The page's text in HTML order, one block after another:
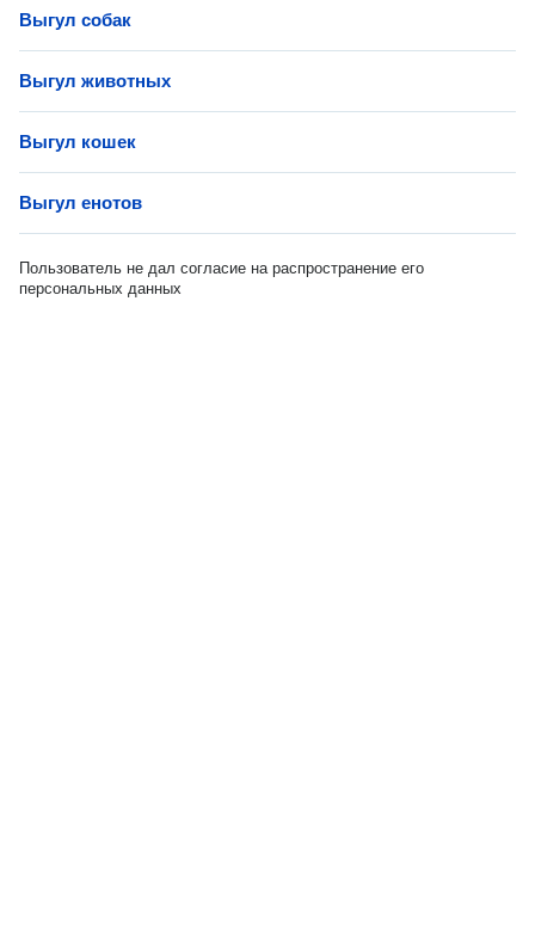
Выгул собак
Выгул животных
Выгул кошек
Выгул енотов
Пользователь не дал согласие на распространение его
персональных данных